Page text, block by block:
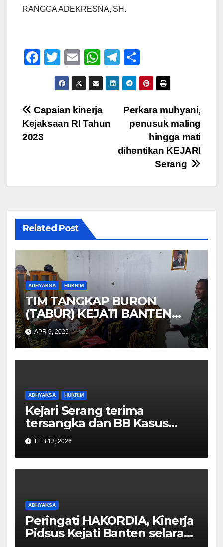
RANGGA ADEKRESNA, SH.
F
e
b
o
T
wi
tt
er
E
m
ail
W
h
at
s
A
T
el
e
gr
h
ar
e
Navigasi
pos
Perkara muhyani,
penusuk maling
hingga mati
dihentikan KEJARI
Serang
Capaian kinerja
Kejaksaan RI Tahun
2023
Related Post
ADHYAKSA HUKRIM
TIM TANGKAP BURON
(TABUR) KEJATI BANTEN
berhasil Menangkap Maskuri
alias Pak’De DPO KEJARI
TANGSEL
APR 9, 2026
ADHYAKSA HUKRIM
Kejari Serang terima
tersangka dan BB Kasus
Korupsi jual beli minyak
goreng curah 2025
FEB 13, 2026
ADHYAKSA
Peringati HAKORDIA, Kinerja
Pidsus Kejati Banten selaras